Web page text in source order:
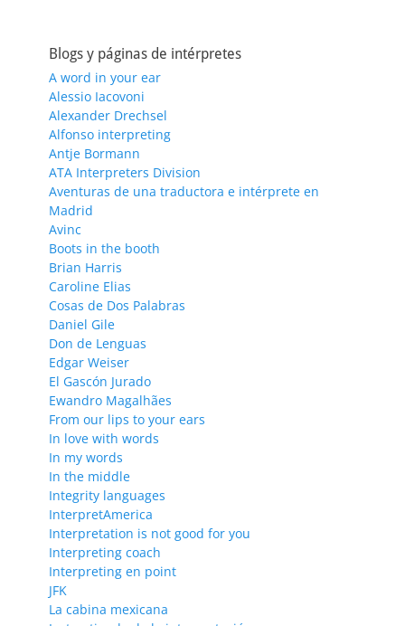
Blogs y páginas de intérpretes
A word in your ear
Alessio Iacovoni
Alexander Drechsel
Alfonso interpreting
Antje Bormann
ATA Interpreters Division
Aventuras de una traductora e intérprete en
Madrid
Avinc
Boots in the booth
Brian Harris
Caroline Elias
Cosas de Dos Palabras
Daniel Gile
Don de Lenguas
Edgar Weiser
El Gascón Jurado
Ewandro Magalhães
From our lips to your ears
In love with words
In my words
In the middle
Integrity languages
InterpretAmerica
Interpretation is not good for you
Interpreting coach
Interpreting en point
JFK
La cabina mexicana